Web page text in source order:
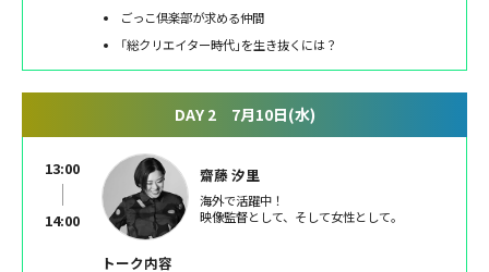
ごっこ倶楽部が求める仲間
「総クリエイター時代」を生き抜くには？
DAY 2 7月10日(水)
13:00
14:00
齋藤 汐里
海外で活躍中！
映像監督として、そして女性として。
トーク内容